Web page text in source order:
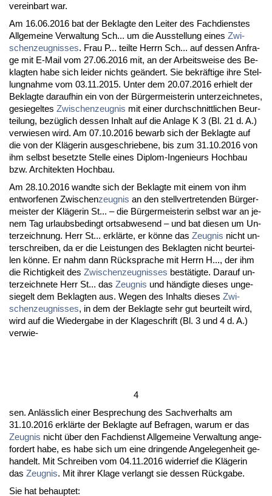
ver­ein­bart war.
Am 16.06.2016 bat der Be­klag­te den Lei­ter des Fach­diens­tes
All­ge­mei­ne Ver­wal­tung Sch... um die Aus­stel­lung ei­nes Zwi­
schen­zeug­nis­ses. Frau P... teil­te Herrn Sch... auf des­sen An­fra­
ge mit E-Mail vom 27.06.2016 mit, an der Ar­beits­wei­se des Be­
klag­ten ha­be sich lei­der nichts geändert. Sie be­kräfti­ge ih­re Stel­
lung­nah­me vom 03.11.2015. Un­ter dem 20.07.2016 er­hielt der
Be­klag­te dar­auf­hin ein von der Bürger­meis­te­rin un­ter­zeich­ne­tes,
ge­sie­gel­tes Zwi­schen­zeug­nis mit ei­ner durch­schnitt­li­chen Be­ur­
tei­lung, bezüglich des­sen In­halt auf die An­la­ge K 3 (Bl. 21 d. A.)
ver­wie­sen wird. Am 07.10.2016 be­warb sich der Be­klag­te auf
die von der Kläge­rin aus­ge­schrie­be­ne, bis zum 31.10.2016 von
ihm selbst be­setz­te Stel­le ei­nes Di­plom-In­ge­nieurs Hoch­bau
bzw. Ar­chi­tek­ten Hoch­bau.
Am 28.10.2016 wand­te sich der Be­klag­te mit ei­nem von ihm
ent­wor­fe­nen Zwi­schen­zeug­nis an den stell­ver­tre­ten­den Bürger­
meis­ter der Kläge­rin St... – die Bürger­meis­te­rin selbst war an je­
nem Tag ur­laubs­be­dingt orts­ab­we­send – und bat die­sen um Un­
ter­zeich­nung. Herr St... erklärte, er könne das Zeug­nis nicht un­
ter­schrei­ben, da er die Leis­tun­gen des Be­klag­ten nicht be­ur­tei­
len könne. Er nahm dann Rück­spra­che mit Herrn H..., der ihm
die Rich­tig­keit des Zwi­schen­zeug­nis­ses bestätig­te. Dar­auf un­
ter­zeich­ne­te Herr St... das Zeug­nis und händig­te die­ses un­ge­
sie­gelt dem Be­klag­ten aus. We­gen des In­halts die­ses Zwi­
schen­zeug­nis­ses, in dem der Be­klag­te sehr gut be­ur­teilt wird,
wird auf die Wie­der­ga­be in der Kla­ge­schrift (Bl. 3 und 4 d. A.)
ver­wie-
4
sen. Anläss­lich ei­ner Be­spre­chung des Sach­ver­halts am
31.10.2016 erklärte der Be­klag­te auf Be­fra­gen, war­um er das
Zeug­nis nicht über den Fach­dienst All­ge­mei­ne Ver­wal­tung an­ge­
for­dert ha­be, es ha­be sich um ei­ne drin­gen­de An­ge­le­gen­heit ge­
han­delt. Mit Schrei­ben vom 04.11.2016 wi­der­rief die Kläge­rin
das Zeug­nis. Mit ih­rer Kla­ge ver­langt sie des­sen Rück­ga­be.
Sie hat be­haup­tet: